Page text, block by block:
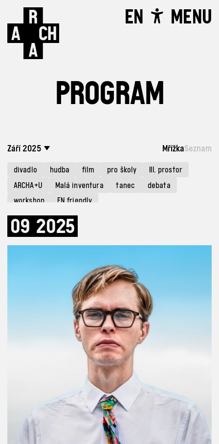
EN MENU
PROGRAM
Září 2025 MřížkaSeznam
divadlo hudba film pro školy
III. prostor
ARCHA+U
Malá inventura tanec
debata
workshop
EN friendly
09 2025